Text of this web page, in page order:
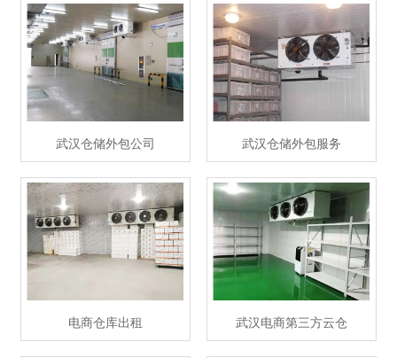
武汉仓储外包公司 武汉仓储外包服务
电商仓库出租 武汉电商第三方云仓